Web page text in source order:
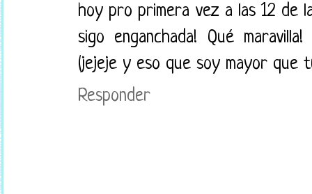
hoy pro primera vez a las 12 de
sigo enganchada! Qué
(jejeje y eso que soy mayor que
Responder